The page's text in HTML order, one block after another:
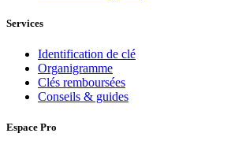
Services
Identification de clé
Organigramme
Clés remboursées
Conseils & guides
Espace Pro